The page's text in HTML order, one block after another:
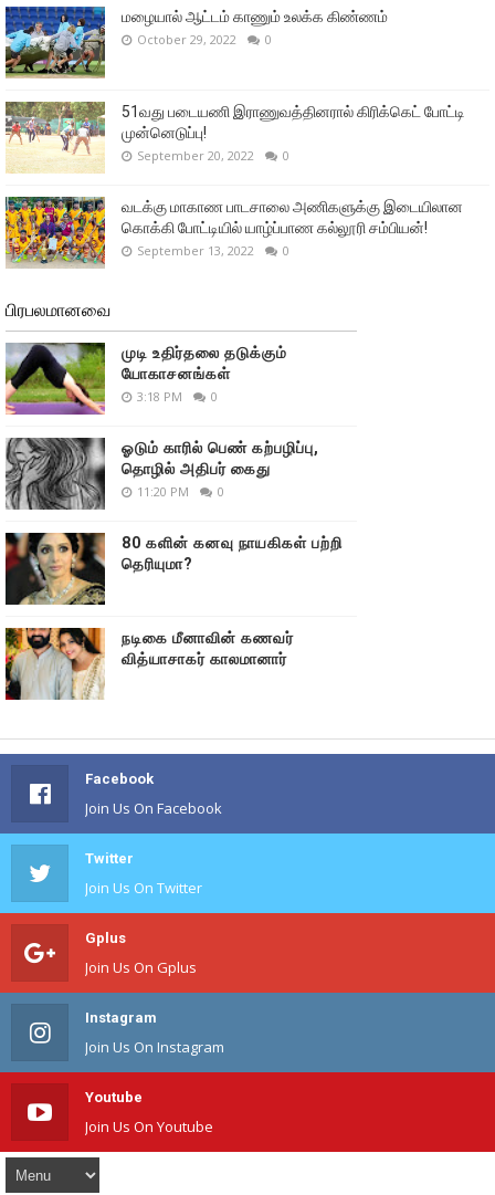
மழையால் ஆட்டம் காணும் உலக்க கிண்ணம்
October 29, 2022 0
51வது படையணி இராணுவத்தினரால் கிரிக்கெட் போட்டி
முன்னெடுப்பு!
September 20, 2022 0
வடக்கு மாகாண பாடசாலை அணிகளுக்கு இடையிலான
கொக்கி போட்டியில் யாழ்ப்பாண கல்லூரி சம்பியன்!
September 13, 2022 0
பிரபலமானவை
முடி உதிர்தலை தடுக்கும்
யோகாசனங்கள்
3:18 PM 0
ஓடும் காரில் பெண் கற்பழிப்பு,
தொழில் அதிபர் கைது
11:20 PM 0
80 களின் கனவு நாயகிகள் பற்றி
தெரியுமா?
நடிகை மீனாவின் கணவர்
வித்யாசாகர் காலமானார்
Facebook
Join Us On Facebook
Twitter
Join Us On Twitter
Gplus
Join Us On Gplus
Instagram
Join Us On Instagram
Youtube
Join Us On Youtube